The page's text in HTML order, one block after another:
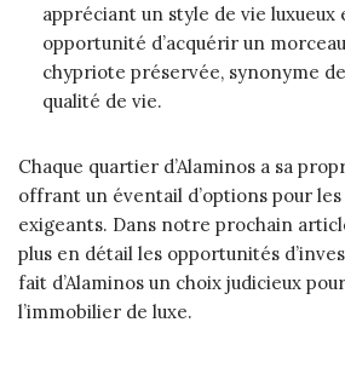
appréciant un style de vie luxueux
opportunité d’acquérir un
chypriote préservée, synonyme
qualité de vie.
Chaque quartier d’Alaminos a sa
offrant un éventail d’options pour
exigeants. Dans notre prochain
plus en détail les opportunités
fait d’Alaminos un choix judicieux
l’immobilier de luxe.